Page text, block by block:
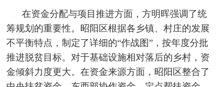
在资金分配与项目推进方面，方明晖强调了统
筹规划的重要性。昭阳区根据各乡镇、村庄的发展
不平衡特点，制定了详细的“作战图”，按年度分批
推进脱贫目标。对于基础设施相对落后的乡村，资
金倾斜力度更大。在资金来源方面，昭阳区整合了